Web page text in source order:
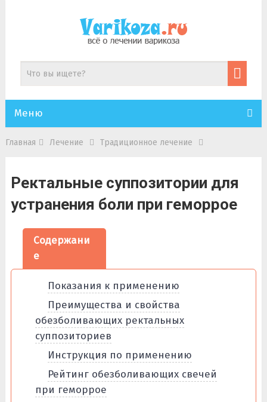
Меню
Главная Лечение Традиционное лечение
Ректальные суппозитории для
устранения боли при геморрое
Содержани
е
Показания к применению
Преимущества и свойства
обезболивающих ректальных
суппозиториев
Инструкция по применению
Рейтинг обезболивающих свечей
при геморрое